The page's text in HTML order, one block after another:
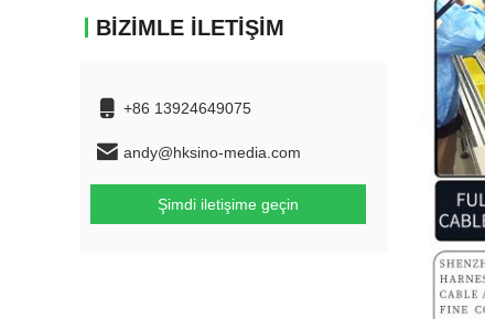
BIZIMLE İLETIŞIM
+86 13924649075
andy@hksino-media.com
Şimdi iletişime geçin